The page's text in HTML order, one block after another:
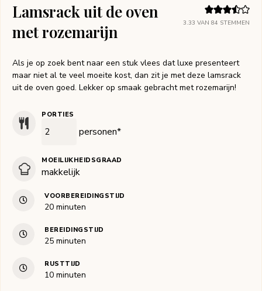
3.33 VAN 84 STEMMEN
Lamsrack uit de oven
met rozemarijn
Als je op zoek bent naar een stuk vlees dat luxe presenteert
maar niet al te veel moeite kost, dan zit je met deze lamsrack
uit de oven goed. Lekker op smaak gebracht met rozemarijn!
PORTIES
personen*
MOEILIJKHEIDSGRAAD
makkelijk
VOORBEREIDINGSTIJD
20minuten
minuten
BEREIDINGSTIJD
25minuten
minuten
RUSTTIJD
10minuten
minuten